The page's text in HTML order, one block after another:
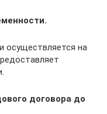
осуществляется на
договора до